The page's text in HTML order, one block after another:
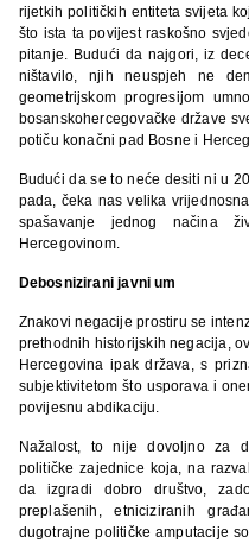
rijetkih političkih entiteta svijeta
što ista ta povijest raskošno
pitanje. Budući da najgori, iz
ništavilo, njih neuspjeh ne
geometrijskom progresijom
bosanskohercegovačke države
potiču konačni pad Bosne i
Budući da se to neće desiti ni u
pada, čeka nas velika
spašavanje jednog načina
Hercegovinom.
Debosnizirani javni um
Znakovi negacije prostiru se
prethodnih historijskih negacija,
Hercegovina ipak država, s
subjektivitetom što usporava i
povijesnu abdikaciju.
Nažalost, to nije dovoljno za
političke zajednice koja, na
da izgradi dobro društvo,
preplašenih, etniciziranih
dugotrajne političke amputacije